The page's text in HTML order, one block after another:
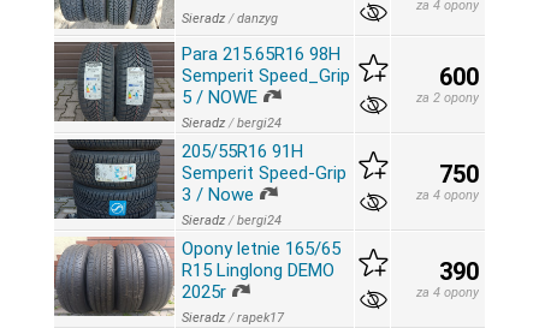
Sieradz /danzyg
za 4 opony
Para 215.65R16 98H
Semperit Speed_Grip
5 / NOWE
Sieradz /bergi24
600
za 2 opony
205/55R16 91H
Semperit Speed-Grip
3 / Nowe
Sieradz /bergi24
750
za 4 opony
Opony letnie 165/65
R15 Linglong DEMO
2025r
Sieradz /rapek17
390
za 4 opony